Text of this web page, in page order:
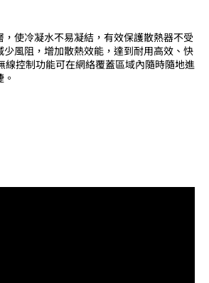
使冷凝水不易凝結，有效保護散熱器不受
少風阻，增加散熱效能，達到耐用高效、快
線控制功能可在網絡覆蓋區域內隨時隨地進